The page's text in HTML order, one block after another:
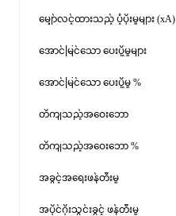
မျှော်လင့်ထားသည့် ပံ့ပိုးမှုများ (xA)
အောင်မြင်သော ပေးပို့မှုများ
အောင်မြင်သော ပေးပို့မှု %
တိကျသည့်အဝေးဘော
တိကျသည့်အဝေးဘော %
အခွင့်အရေးဖန်တီးမှု
အပိုင်ဂိုးသွင်းခွင့် ဖန်တီးမှု